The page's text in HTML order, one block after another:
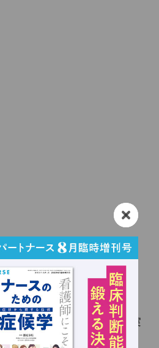
グ
読み方 完全ガイド！基礎～実
まとめ